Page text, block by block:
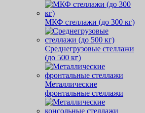
МКФ стеллажи (до 300 кг)
Среднегрузовые стеллажи
(до 500 кг)
Металлические
фронтальные стеллажи